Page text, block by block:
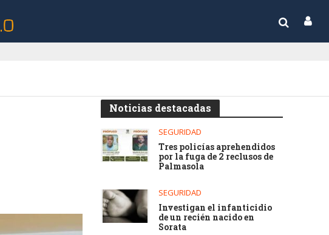
Noticias destacadas
SEGURIDAD
Tres policías aprehendidos
por la fuga de 2 reclusos de
Palmasola
SEGURIDAD
Investigan el infanticidio
de un recién nacido en
Sorata